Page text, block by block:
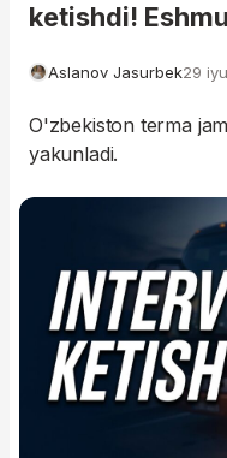
ketishdi!
Aslanov Jasurbek29
O'zbekiston terma
yakunladi.